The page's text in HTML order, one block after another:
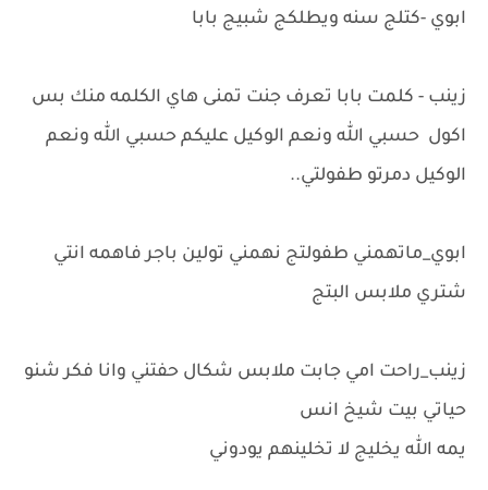
ابوي -كتلج سنه ويطلكج شبيج بابا
زينب - كلمت بابا تعرف جنت تمنى هاي الكلمه منك بس
اكول حسبي الله ونعم الوكيل عليكم حسبي الله ونعم
الوكيل دمرتو طفولتي..
ابوي_ماتهمني طفولتج نهمني تولين باجر فاهمه انتي
شتري ملابس البتج
زينب_راحت امي جابت ملابس شكال حفتني وانا فكر شنو
حياتي بيت شيخ انس
يمه الله يخليج لا تخلينهم يودوني